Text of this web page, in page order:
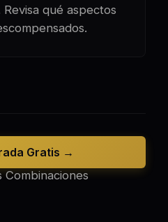
qué aspectos
Combinaciones
Gratis →